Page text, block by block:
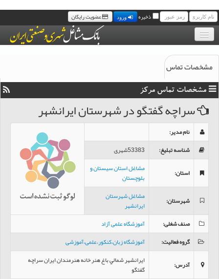
ذخیره ورود عضویت رایگان
بانک موبایل مشاغل
مجله خبری مشاغل
سامانه پیامک رایگان مشاغل
تماس با ما
مشخصات تماس
مشخصات تماس مرکز
سراچه گفتگو در شهرستان ایرانشهر
نام مدیر:
شناسه تبلیغ:
53383شهری
استان:
مشاغل استان سیستان و
بلوچستان
شهرستان:
مشاغل شهرستان
ایرانشهر
صنف شغلی:
آموزشگاه علمی آزاد
گروه فعالیت:
آموزشگاه زبان،کنکور،علمی،آموزشی
آدرس:
ايرانشهر شمالي باغ هنر خانه هنرمندان ايران سراچه
گفتگو